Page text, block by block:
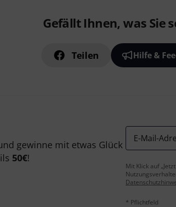
Gefällt Ihnen, was Sie
Teilen Hilfe &
gewinne mit etwas Glück
50€!
E-Mail-
Mit Klick auf
* Pflichtfeld